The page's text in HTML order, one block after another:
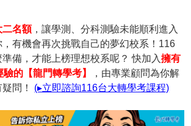
二名額，讓學測、分科測驗未能順利進入
有機會再次挑戰自己的夢幻校系！116
備，才能上榜理想校系呢？ 快加入擁有
的【龍門轉學考】
，由專業顧問為你解
問！ (▸立即諮詢116台大轉學考課程)